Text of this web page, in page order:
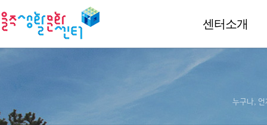
센터소개
누구나, 언